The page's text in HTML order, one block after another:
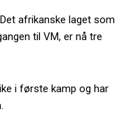
afrikanske laget som
til VM, er nå tre
i første kamp og har